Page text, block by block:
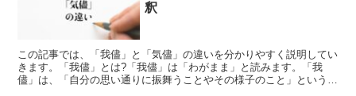
釈
この記事では、「我儘」と「気儘」の違いを分かりやすく説明してい
きます。「我儘」とは?「我儘」は「わがまま」と読みます。「我
儘」は、「自分の思い通りに振舞うことやその様子のこと」という意